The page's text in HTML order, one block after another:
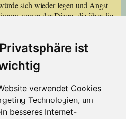
ist
verwendet Cookies
Technologien, um
besseres Internet-
sich wieder legen und Angst
wegen der Dinge, die über die
werden, sei nur ein
seinen Optimismus und seine
Schrift mit ihren
der Menschenherrschaft auf Erden
rechtzeitige Richtigstellung
erfolgt.
indiesem Kapitel des